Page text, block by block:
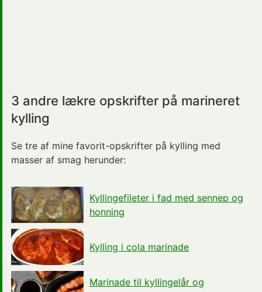
3 andre lækre opskrifter på marineret
kylling
Se tre af mine favorit-opskrifter på kylling med
masser af smag herunder:
Kyllingefileter i fad med sennep og
honning
Kylling i cola marinade
Marinade til kyllingelår og